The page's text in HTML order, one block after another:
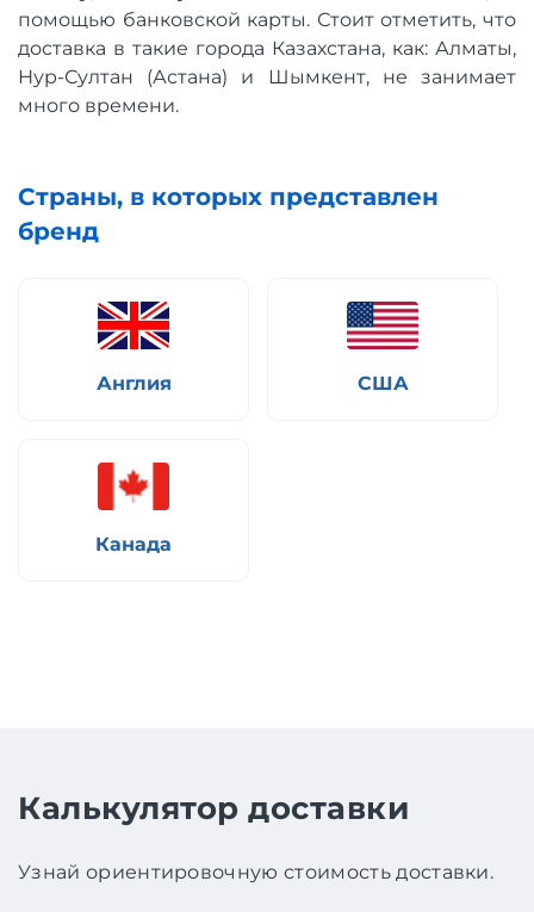
помощью банковской карты. Стоит отметить, что
доставка в такие города Казахстана, как: Алматы,
Нур-Султан (Астана) и Шымкент, не занимает
много времени.
Страны, в которых представлен
бренд
Англия США
Канада
Калькулятор доставки
Узнай ориентировочную стоимость доставки.